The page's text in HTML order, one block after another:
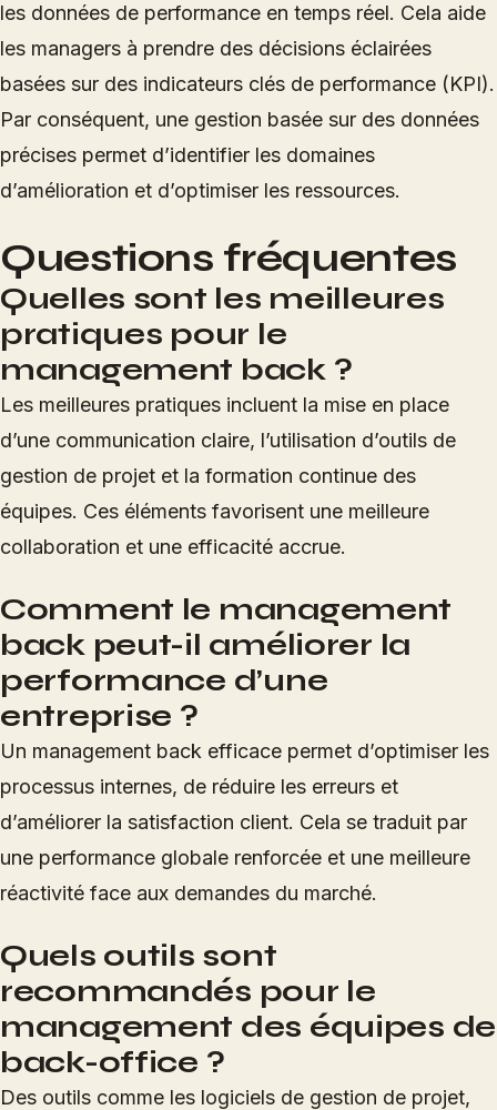
les données de performance en temps réel. Cela aide
les managers à prendre des décisions éclairées
basées sur des indicateurs clés de performance (KPI).
Par conséquent, une gestion basée sur des données
précises permet d’identifier les domaines
d’amélioration et d’optimiser les ressources.
Questions fréquentes
Quelles sont les meilleures
pratiques pour le
management back ?
Les meilleures pratiques incluent la mise en place
d’une communication claire, l’utilisation d’outils de
gestion de projet et la formation continue des
équipes. Ces éléments favorisent une meilleure
collaboration et une efficacité accrue.
Comment le management
back peut-il améliorer la
performance d’une
entreprise ?
Un management back efficace permet d’optimiser les
processus internes, de réduire les erreurs et
d’améliorer la satisfaction client. Cela se traduit par
une performance globale renforcée et une meilleure
réactivité face aux demandes du marché.
Quels outils sont
recommandés pour le
management des équipes de
back-office ?
Des outils comme les logiciels de gestion de projet,